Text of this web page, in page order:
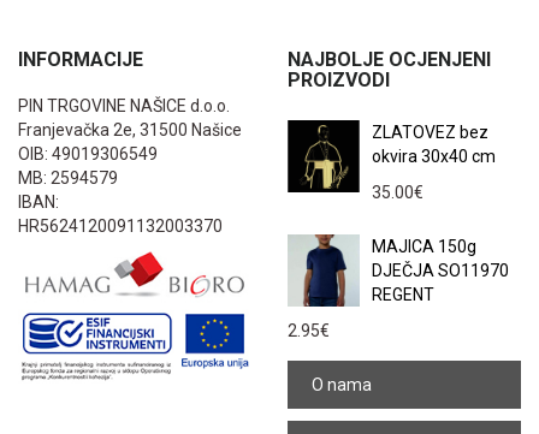
INFORMACIJE
PIN TRGOVINE NAŠICE d.o.o.
Franjevačka 2e, 31500 Našice
OIB: 49019306549
MB: 2594579
IBAN:
HR5624120091132003370
NAJBOLJE OCJENJENI
PROIZVODI
ZLATOVEZ bez
okvira 30x40 cm
35.00€
MAJICA 150g
DJEČJA SO11970
REGENT
2.95€
O nama